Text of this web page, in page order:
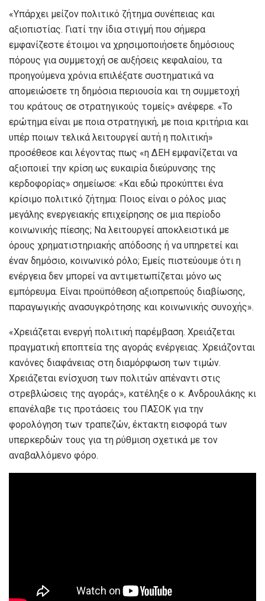
«Υπάρχει μείζον πολιτικό ζήτημα συνέπειας και
αξιοπιστίας. Γιατί την ίδια στιγμή που σήμερα
εμφανίζεστε έτοιμοι να χρησιμοποιήσετε δημόσιους
πόρους για συμμετοχή σε αυξήσεις κεφαλαίου, τα
προηγούμενα χρόνια επιλέξατε συστηματικά να
απομειώσετε τη δημόσια περιουσία και τη συμμετοχή
του κράτους σε στρατηγικούς τομείς» ανέφερε. «Το
ερώτημα είναι με ποια στρατηγική, με ποια κριτήρια και
υπέρ ποιων τελικά λειτουργεί αυτή η πολιτική»
προσέθεσε και λέγοντας πως «η ΔΕΗ εμφανίζεται να
αξιοποιεί την κρίση ως ευκαιρία διεύρυνσης της
κερδοφορίας» σημείωσε: «Και εδώ προκύπτει ένα
κρίσιμο πολιτικό ζήτημα: Ποιος είναι ο ρόλος μιας
μεγάλης ενεργειακής επιχείρησης σε μια περίοδο
κοινωνικής πίεσης; Να λειτουργεί αποκλειστικά με
όρους χρηματιστηριακής απόδοσης ή να υπηρετεί και
έναν δημόσιο, κοινωνικό ρόλο; Εμείς πιστεύουμε ότι η
ενέργεια δεν μπορεί να αντιμετωπίζεται μόνο ως
εμπόρευμα. Είναι προϋπόθεση αξιοπρεπούς διαβίωσης,
παραγωγικής ανασυγκρότησης και κοινωνικής συνοχής».
«Χρειάζεται ενεργή πολιτική παρέμβαση. Χρειάζεται
πραγματική εποπτεία της αγοράς ενέργειας. Χρειάζονται
κανόνες διαφάνειας στη διαμόρφωση των τιμών.
Χρειάζεται ενίσχυση των πολιτών απέναντι στις
στρεβλώσεις της αγοράς», κατέληξε ο κ. Ανδρουλάκης κι
επανέλαβε τις προτάσεις του ΠΑΣΟΚ για την
φορολόγηση των τραπεζών, έκτακτη εισφορά των
υπερκερδών τους για τη ρύθμιση σχετικά με τον
αναβαλλόμενο φόρο.